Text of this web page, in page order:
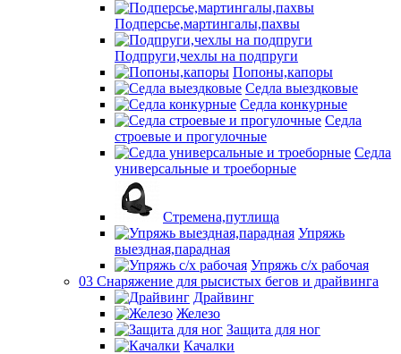
Подперсье,мартингалы,пахвы
Подпруги,чехлы на подпруги
Попоны,капоры
Седла выездковые
Седла конкурные
Седла
строевые и прогулочные
Седла
универсальные и троеборные
Стремена,путлища
Упряжь
выездная,парадная
Упряжь с/х рабочая
03 Снаряжение для рысистых бегов и драйвинга
Драйвинг
Железо
Защита для ног
Качалки